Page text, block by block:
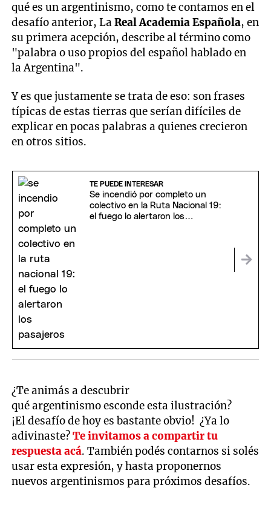
qué es un argentinismo, como te contamos en el
desafío anterior, LaReal Academia Española, en
su primera acepción, describe al término como
"palabra o uso propios del español hablado en
la Argentina".
Y es que justamente se trata de eso: son frases
típicas de estas tierras que serían difíciles de
explicar en pocas palabras a quienes crecieron
en otros sitios.
TE PUEDE INTERESAR
Se incendió por completo un
colectivo en la Ruta Nacional 19:
el fuego lo alertaron los
¿Te animás a descubrir
qué argentinismo esconde esta ilustración?
¡El desafío de hoy es bastante obvio! ¿Ya lo
adivinaste?Te invitamos a compartir tu
respuesta acá. También podés contarnos si solés
usar esta expresión, y hasta proponernos
nuevos argentinismos para próximos desafíos.